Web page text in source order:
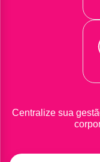
Centralize sua